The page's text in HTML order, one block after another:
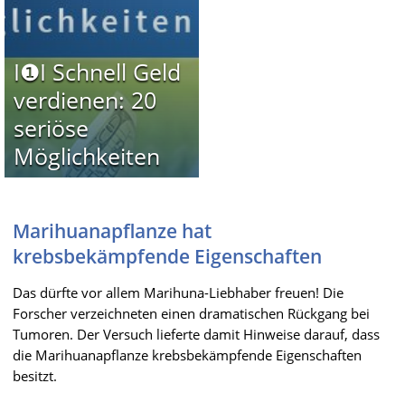
I❶I Schnell Geld
verdienen: 20
seriöse
Möglichkeiten
Marihuanapflanze hat
krebsbekämpfende Eigenschaften
Das dürfte vor allem Marihuna-Liebhaber freuen! Die
Forscher verzeichneten einen dramatischen Rückgang bei
Tumoren. Der Versuch lieferte damit Hinweise darauf, dass
die Marihuanapflanze krebsbekämpfende Eigenschaften
besitzt.